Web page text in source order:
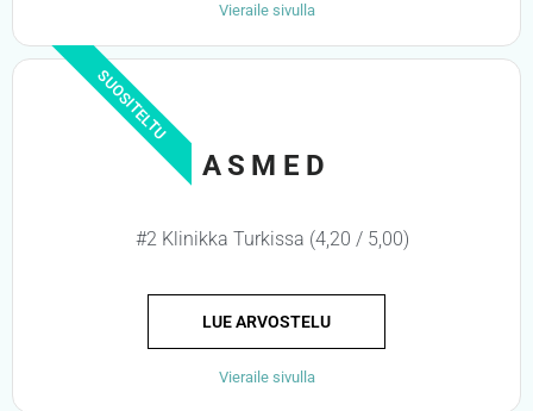
Vieraile sivulla
SUOSITELTU
ASMED
#2 Klinikka Turkissa (4,20 / 5,00)
LUE ARVOSTELU
Vieraile sivulla